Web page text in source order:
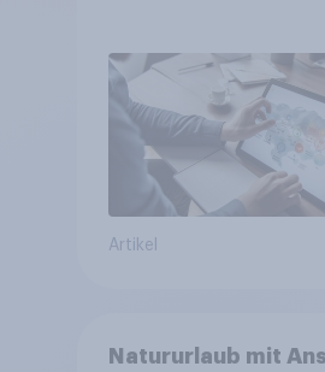
Artikel
Natururlaub mit